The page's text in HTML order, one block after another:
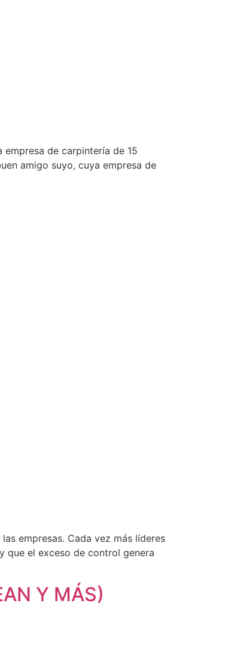
de carpintería de 15
amigo suyo, cuya empresa de
empresas. Cada vez más líderes
que el exceso de control genera
Y MÁS)